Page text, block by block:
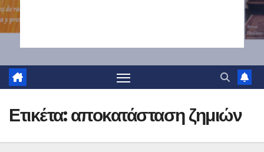
Ετικέτα:αποκατάσταση ζημιών